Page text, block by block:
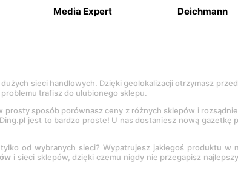
Media Expert Deichmann
sieci handlowych. Dzięki geolokalizacji otrzymasz
trafisz do ulubionego sklepu.
prosty sposób porównasz ceny z różnych sklepów i
jest to bardzo proste! U nas dostaniesz nową gazetkę
od wybranych sieci? Wypatrujesz jakiegoś produktu w
i sieci sklepów, dzięki czemu nigdy nie przegapisz